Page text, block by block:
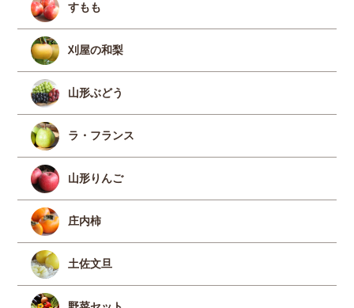
すもも
刈屋の和梨
山形ぶどう
ラ・フランス
山形りんご
庄内柿
土佐文旦